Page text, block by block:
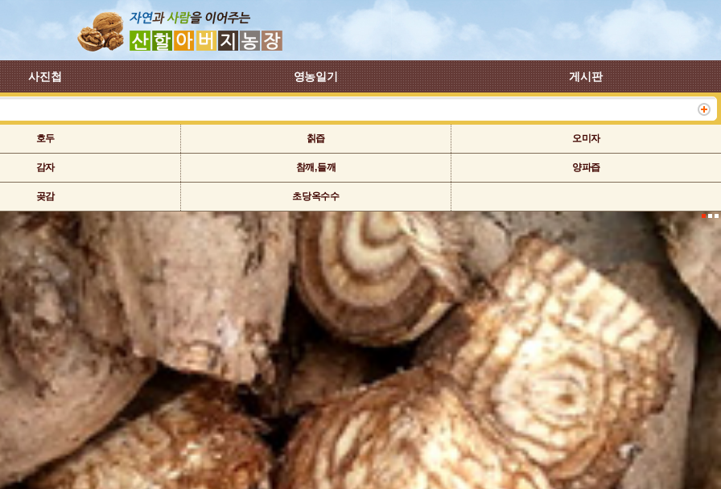
사진첩 영농일기 게시판
호두 칡즙 오미자
감자 참깨,들깨 양파즙
곶감 초당옥수수